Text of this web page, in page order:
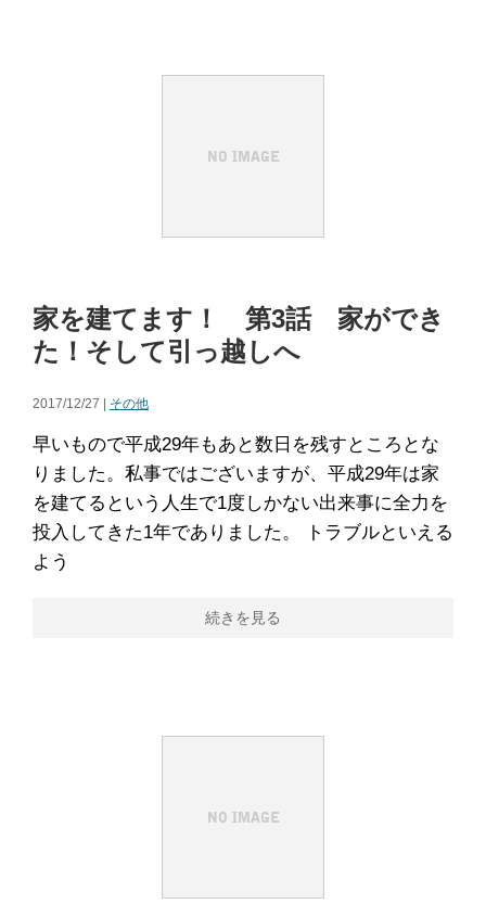
家を建てます！ 第3話 家ができ
た！そして引っ越しへ
2017/12/27 | その他
早いもので平成29年もあと数日を残すところとな
りました。私事ではございますが、平成29年は家
を建てるという人生で1度しかない出来事に全力を
投入してきた1年でありました。 トラブルといえる
よう
続きを見る